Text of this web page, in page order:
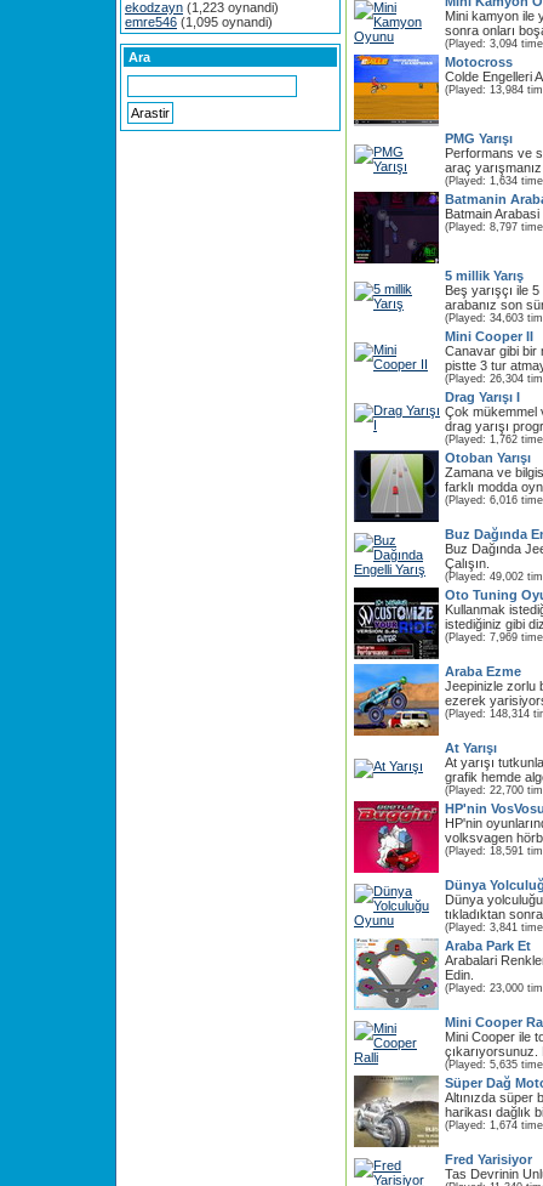
ekodzayn (1,223 oynandi)
emre546 (1,095 oynandi)
Ara
Mini kamyon ile
sonra onları
(Played: 3,094
Motocross
Colde Engelleri
(Played: 13,984
PMG Yarışı
Performans ve
araç
(Played: 1,634
Batmanin
Batmain
(Played: 8,797
5 millik Yarış
Beş yarışçı ile
arabanız son
(Played: 34,603
Mini Cooper II
Canavar gibi bir
pistte 3 tur
(Played: 26,304
Drag Yarışı I
Çok mükemmel
drag yarışı
(Played: 1,762
Otoban Yarışı
Zamana ve
farklı modda
(Played: 6,016
Buz Dağında
Buz Dağında
Çalışın.
(Played: 49,002
Oto Tuning
Kullanmak
istediğiniz gibi
(Played: 7,969
Araba Ezme
Jeepinizle zorlu
ezerek
(Played: 148,314
At Yarışı
At yarışı
grafik hemde
(Played: 22,700
HP'nin
HP'nin
volksvagen
(Played: 18,591
Dünya
Dünya
tıkladıktan
(Played: 3,841
Araba Park Et
Arabalari
Edin.
(Played: 23,000
Mini Cooper
Mini Cooper ile
(Played: 5,635
Süper Dağ
Altınızda süper
harikası dağlık
(Played: 1,674
Fred Yarisiyor
Tas Devrinin